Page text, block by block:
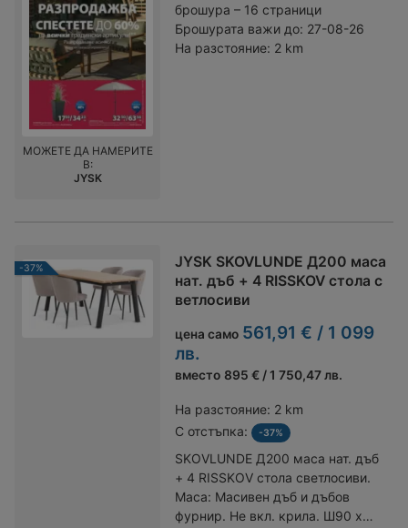
брошура – 16 страници
Брошурата важи до: 27-08-26
На разстояние: 2 km
МОЖЕТЕ ДА НАМЕРИТЕ
В:
JYSK
-37%
JYSK SKOVLUNDE Д200 маса
нат. дъб + 4 RISSKOV стола с
ветлосиви
цена само 561,91 € / 1 099
лв.
вместо 895 € / 1 750,47 лв.
На разстояние: 2 km
С отстъпка:
-37%
SKOVLUNDE Д200 маса нат. дъб
+ 4 RISSKOV стола светлосиви.
Маса: Масивен дъб и дъбов
фурнир. Не вкл. крила. Ш90 x